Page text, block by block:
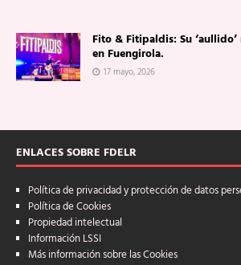
Fito & Fitipaldis: Su
en Fuengirola.
17 mayo, 2026
ENLACES SOBRE FDELR
Política de privacidad y protección de datos
Política de Cookies
Propiedad intelectual
Información LSSI
Más información sobre las Cookies